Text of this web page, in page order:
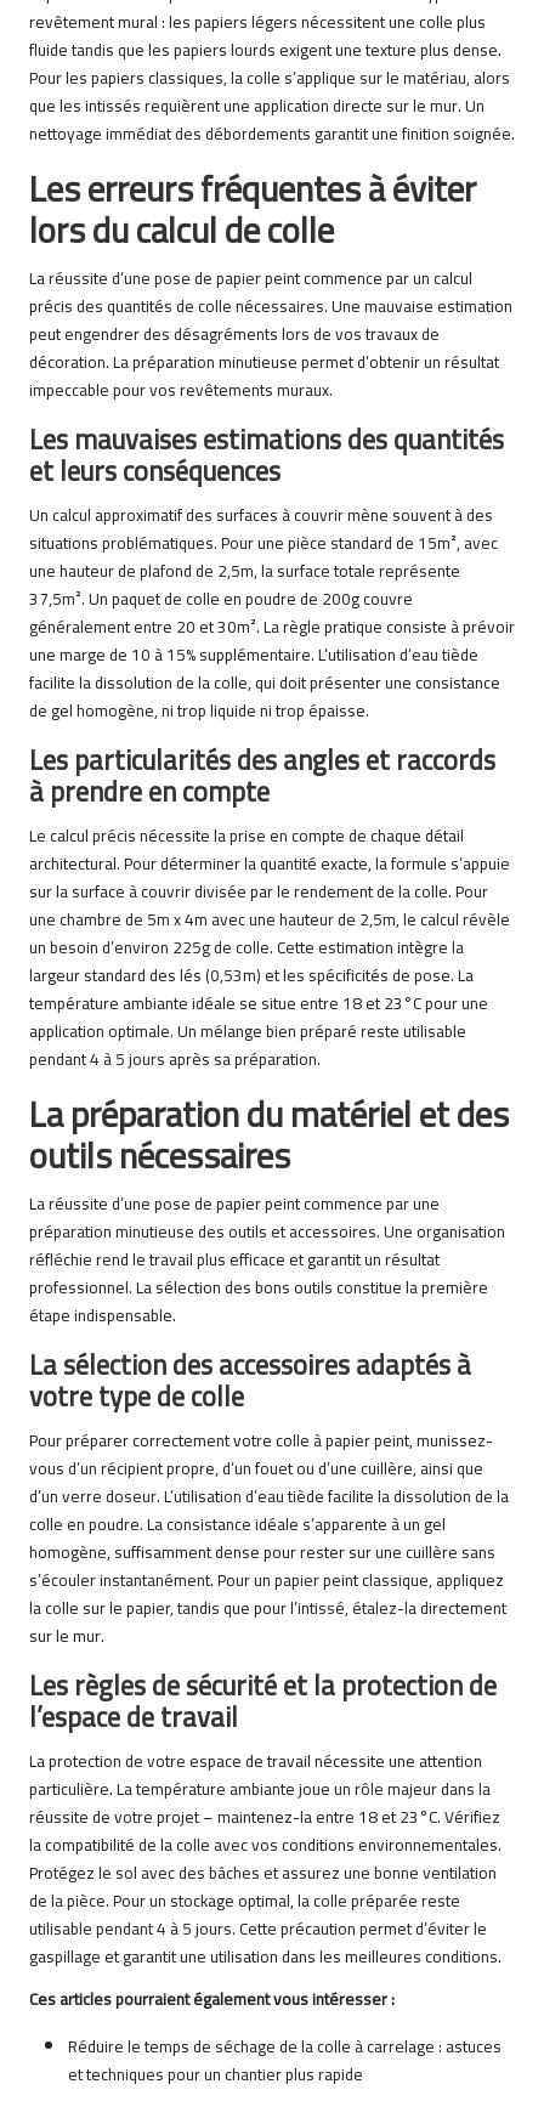
revêtement mural : les papiers légers nécessitent une colle plus
fluide tandis que les papiers lourds exigent une texture plus dense.
Pour les papiers classiques, la colle s’applique sur le matériau, alors
que les intissés requièrent une application directe sur le mur. Un
nettoyage immédiat des débordements garantit une finition soignée.
Les erreurs fréquentes à éviter
lors du calcul de colle
La réussite d’une pose de papier peint commence par un calcul
précis des quantités de colle nécessaires. Une mauvaise estimation
peut engendrer des désagréments lors de vos travaux de
décoration. La préparation minutieuse permet d’obtenir un résultat
impeccable pour vos revêtements muraux.
Les mauvaises estimations des quantités
et leurs conséquences
Un calcul approximatif des surfaces à couvrir mène souvent à des
situations problématiques. Pour une pièce standard de 15m², avec
une hauteur de plafond de 2,5m, la surface totale représente
37,5m². Un paquet de colle en poudre de 200g couvre
généralement entre 20 et 30m². La règle pratique consiste à prévoir
une marge de 10 à 15% supplémentaire. L’utilisation d’eau tiède
facilite la dissolution de la colle, qui doit présenter une consistance
de gel homogène, ni trop liquide ni trop épaisse.
Les particularités des angles et raccords
à prendre en compte
Le calcul précis nécessite la prise en compte de chaque détail
architectural. Pour déterminer la quantité exacte, la formule s’appuie
sur la surface à couvrir divisée par le rendement de la colle. Pour
une chambre de 5m x 4m avec une hauteur de 2,5m, le calcul révèle
un besoin d’environ 225g de colle. Cette estimation intègre la
largeur standard des lés (0,53m) et les spécificités de pose. La
température ambiante idéale se situe entre 18 et 23°C pour une
application optimale. Un mélange bien préparé reste utilisable
pendant 4 à 5 jours après sa préparation.
La préparation du matériel et des
outils nécessaires
La réussite d’une pose de papier peint commence par une
préparation minutieuse des outils et accessoires. Une organisation
réfléchie rend le travail plus efficace et garantit un résultat
professionnel. La sélection des bons outils constitue la première
étape indispensable.
La sélection des accessoires adaptés à
votre type de colle
Pour préparer correctement votre colle à papier peint, munissez-
vous d’un récipient propre, d’un fouet ou d’une cuillère, ainsi que
d’un verre doseur. L’utilisation d’eau tiède facilite la dissolution de la
colle en poudre. La consistance idéale s’apparente à un gel
homogène, suffisamment dense pour rester sur une cuillère sans
s’écouler instantanément. Pour un papier peint classique, appliquez
la colle sur le papier, tandis que pour l’intissé, étalez-la directement
sur le mur.
Les règles de sécurité et la protection de
l’espace de travail
La protection de votre espace de travail nécessite une attention
particulière. La température ambiante joue un rôle majeur dans la
réussite de votre projet – maintenez-la entre 18 et 23°C. Vérifiez
la compatibilité de la colle avec vos conditions environnementales.
Protégez le sol avec des bâches et assurez une bonne ventilation
de la pièce. Pour un stockage optimal, la colle préparée reste
utilisable pendant 4 à 5 jours. Cette précaution permet d’éviter le
gaspillage et garantit une utilisation dans les meilleures conditions.
Ces articles pourraient également vous intéresser :
Réduire le temps de séchage de la colle à carrelage : astuces
et techniques pour un chantier plus rapide